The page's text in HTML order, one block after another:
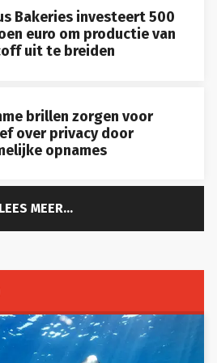
Bakeries investeert 500
euro om productie van
uit te breiden
brillen zorgen voor
over privacy door
opnames
LEES MEER...